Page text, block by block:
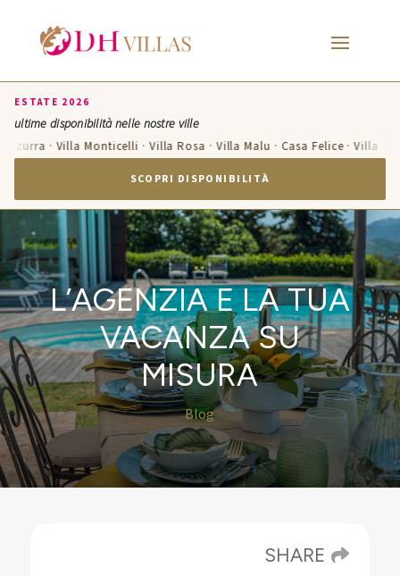
ESTATE 2026
ultime disponibilità nelle nostre ville
· Villa Monticelli · Villa Rosa · Villa Malu · Casa Felice · Villa
SCOPRI DISPONIBILITÀ
L’AGENZIA E LA TUA
VACANZA SU
MISURA
Blog
SHARE